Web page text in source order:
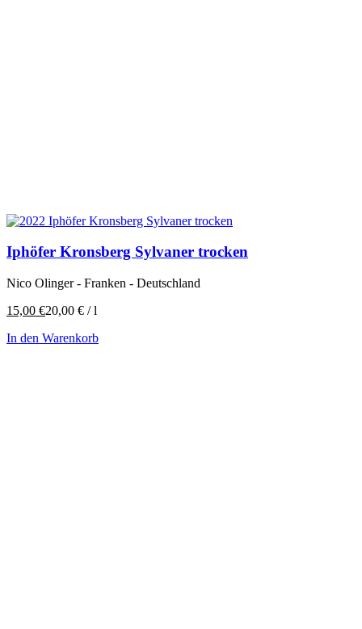
Iphöfer Kronsberg Sylvaner trocken
Nico Olinger - Franken - Deutschland
15,00 €20,00 € /l
In den Warenkorb